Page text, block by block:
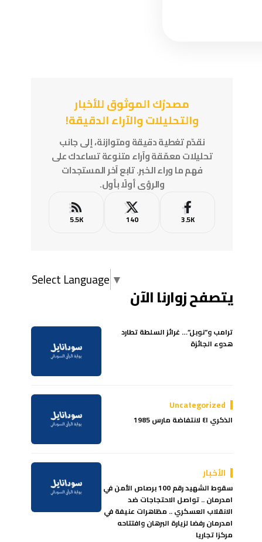
مصدرُك الموثوق للأخبار
والتحليلات والآراء الدقيقة!
نقدّم تغطية دقيقة ومتوازنة، إلى جانب
تحليلات معمّقة وآراء متنوعة تساعدك على
فهم ما وراء الخبر. تابع آخر المستجدات
والرؤى أولًا بأول.
3.5K
140
5.5K
Select Language ▼
يتصفح زوارنا الآن
ترامب و”نوبل”… غرائز السلطة تطارد
هدوء الجائزة
Uncategorized
الذكري ٤١ لانتفاضة مارس 1985
الأخبار
سقوط الشهيد رقم 100 برصاص الأمن في
امدرمان .. تواصل الاحتجاجات ضد
الانقلاب العسكري .. مظاهرات عنيفة في
امدرمان رفضا لزيارة البرهان وافتتاحه
مركزا تجاريا